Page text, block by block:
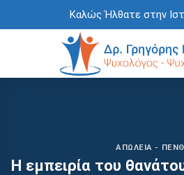
to
Καλώς Ήλθατε στην
ΑΠΏΛΕΙΑ -
Η εμπειρία του